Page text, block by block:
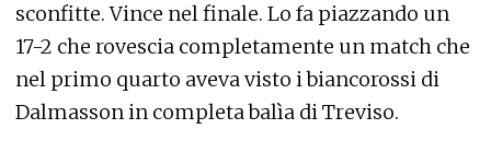
sconfitte. Vince nel finale. Lo fa piazzando un
17-2 che rovescia completamente un match che
nel primo quarto aveva visto i biancorossi di
Dalmasson in completa balìa di Treviso.